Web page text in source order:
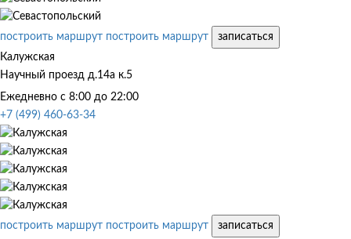
построить маршрут построить маршрут
записаться
Калужская
Научный проезд д.14а к.5
Ежедневно с 8:00 до 22:00
+7 (499) 460-63-34
построить маршрут построить маршрут
записаться